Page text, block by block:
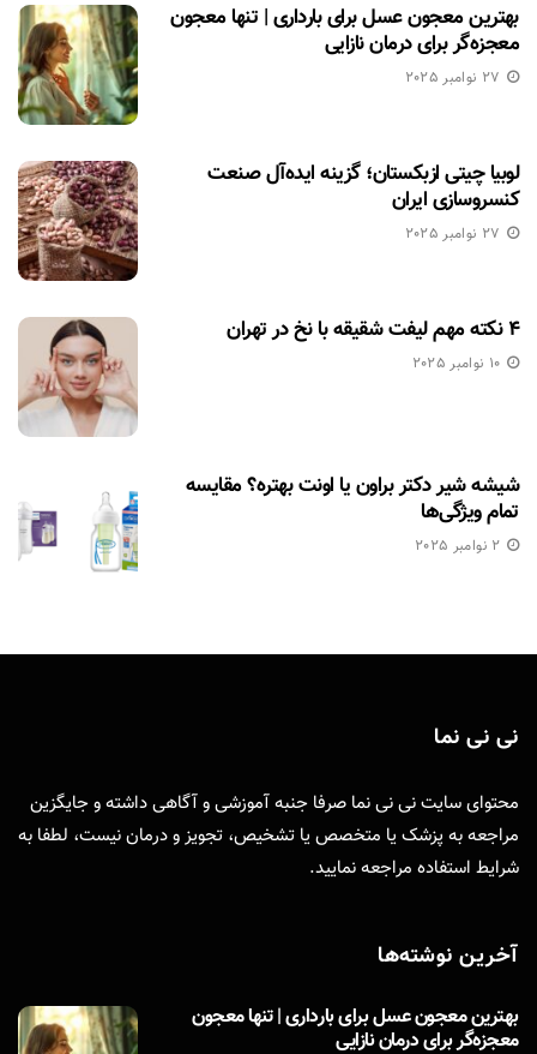
بهترین معجون عسل برای بارداری | تنها معجون
معجزه‌گر برای درمان نازایی
27 نوامبر 2025
لوبیا چیتی ازبکستان؛ گزینه ایده‌آل صنعت
کنسروسازی ایران
27 نوامبر 2025
۴ نکته مهم لیفت شقیقه با نخ در تهران
10 نوامبر 2025
شیشه شیر دکتر براون یا اونت بهتره؟ مقایسه
تمام ویژگی‌ها
2 نوامبر 2025
نی نی نما
محتوای سایت نی نی نما صرفا جنبه آموزشی و آگاهی داشته و جایگزین
مراجعه به پزشک یا متخصص یا تشخیص، تجویز و درمان نیست، لطفا به
شرایط استفاده مراجعه نمایید.
آخرین نوشته‌ها
بهترین معجون عسل برای بارداری | تنها معجون
معجزه‌گر برای درمان نازایی